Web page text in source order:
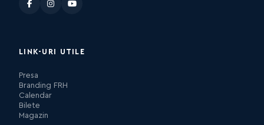
LINK-URI UTILE
Presa
Branding FRH
Calendar
Bilete
Magazin